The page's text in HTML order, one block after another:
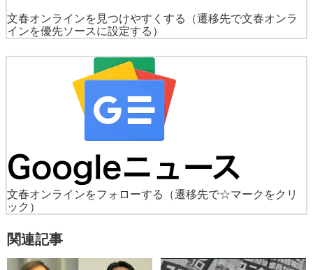
文春オンラインを見つけやすくする
（遷移先で文春オンラ
インを優先ソースに設定する）
文春オンラインをフォローする
（遷移先で☆マークをクリ
ック）
関連記事